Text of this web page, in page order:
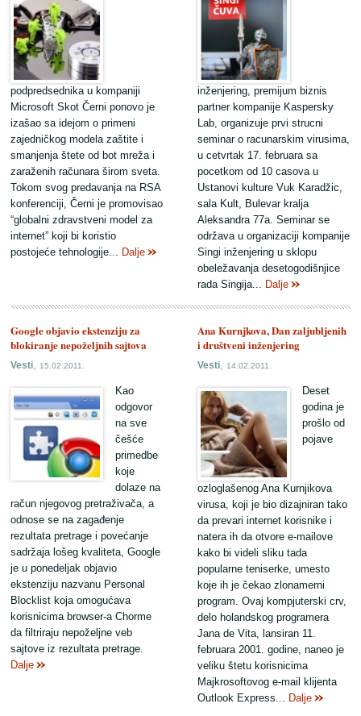
inženjering, premijum biznis
partner kompanije Kaspersky
Lab, organizuje prvi strucni
seminar o racunarskim virusima,
u cetvrtak 17. februara sa
pocetkom od 10 casova u
Ustanovi kulture Vuk Karadžic,
sala Kult, Bulevar kralja
Aleksandra 77a. Seminar se
održava u organizaciji kompanije
Singi inženjering u sklopu
obeležavanja desetogodišnjice
rada Singija... Dalje
podpredsednika u kompaniji
Microsoft Skot Černi ponovo je
izašao sa idejom o primeni
zajedničkog modela zaštite i
smanjenja štete od bot mreža i
zaraženih računara širom sveta.
Tokom svog predavanja na RSA
konferenciji, Černi je promovisao
“globalni zdravstveni model za
internet” koji bi koristio
postojeće tehnologije... Dalje
Ana Kurnjkova, Dan zaljubljenih
i društveni inženjering
Vesti,14.02.2011.
Deset
godina je
prošlo od
pojave
ozloglašenog Ana Kurnjikova
virusa, koji je bio dizajniran tako
da prevari internet korisnike i
natera ih da otvore e-mailove
kako bi videli sliku tada
popularne teniserke, umesto
koje ih je čekao zlonamerni
program. Ovaj kompjuterski crv,
delo holandskog programera
Jana de Vita, lansiran 11.
februara 2001. godine, naneo je
veliku štetu korisnicima
Majkrosoftovog e-mail klijenta
Outlook Express... Dalje
Google objavio ekstenziju za
blokiranje nepoželjnih sajtova
Vesti,15.02.2011.
Kao
odgovor
na sve
češće
primedbe
koje
dolaze na
račun njegovog pretraživača, a
odnose se na zagađenje
rezultata pretrage i povećanje
sadržaja lošeg kvaliteta, Google
je u ponedeljak objavio
ekstenziju nazvanu Personal
Blocklist koja omogućava
korisnicima browser-a Chorme
da filtriraju nepoželjne veb
sajtove iz rezultata pretrage.
Dalje